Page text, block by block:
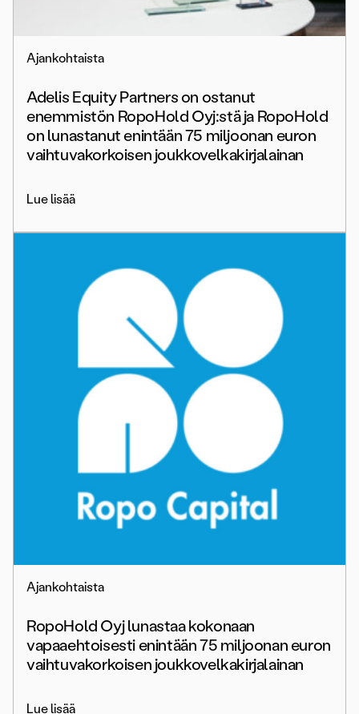
Ajankohtaista
Adelis Equity Partners on ostanut
enemmistön RopoHold Oyj:stä ja RopoHold
on lunastanut enintään 75 miljoonan euron
vaihtuvakorkoisen joukkovelkakirjalainan
Lue lisää
Ajankohtaista
RopoHold Oyj lunastaa kokonaan
vapaaehtoisesti enintään 75 miljoonan euron
vaihtuvakorkoisen joukkovelkakirjalainan
Lue lisää